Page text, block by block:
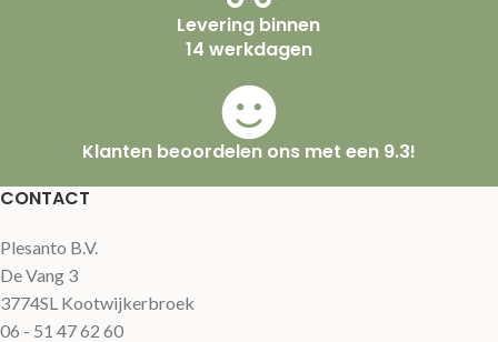
Levering binnen
14 werkdagen
Klanten beoordelen ons met een 9.3!
CONTACT
Plesanto B.V.
De Vang 3
3774SL Kootwijkerbroek
06 - 51 47 62 60